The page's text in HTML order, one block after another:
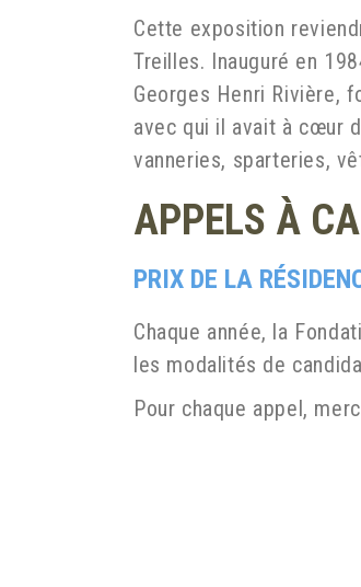
Cette exposition
Treilles. Inauguré en
Georges Henri Rivière,
avec qui il avait à cœur
vanneries, sparteries,
APPELS À
PRIX DE LA
Chaque année, la
les modalités de
Pour chaque appel,